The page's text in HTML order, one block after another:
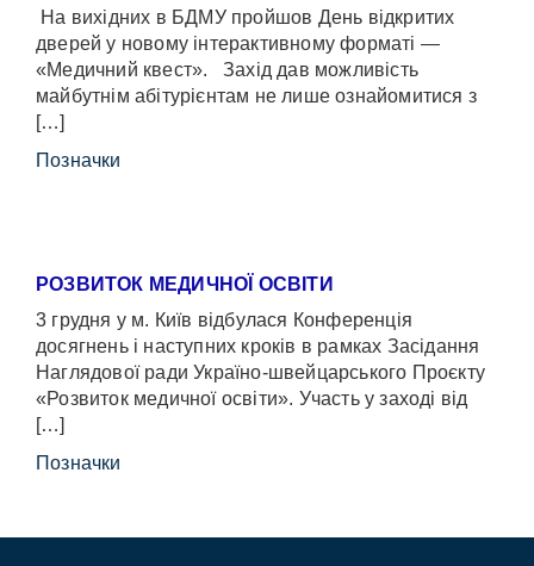
На вихідних в БДМУ пройшов День відкритих
дверей у новому інтерактивному форматі —
«Медичний квест». Захід дав можливість
майбутнім абітурієнтам не лише ознайомитися з
[…]
Позначки
РОЗВИТОК МЕДИЧНОЇ ОСВІТИ
3 грудня у м. Київ відбулася Конференція
досягнень і наступних кроків в рамках Засідання
Наглядової ради Україно-швейцарського Проєкту
«Розвиток медичної освіти». Участь у заході від
[…]
Позначки